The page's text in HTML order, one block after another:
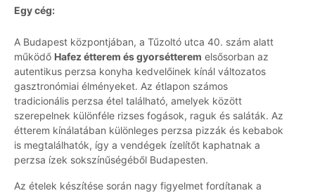
Egy cég:
A Budapest központjában, a Tűzoltó utca 40. szám alatt
működő Hafez étterem és gyorsétterem elsősorban az
autentikus perzsa konyha kedvelőinek kínál változatos
gasztronómiai élményeket. Az étlapon számos
tradicionális perzsa étel található, amelyek között
szerepelnek különféle rizses fogások, raguk és saláták. Az
étterem kínálatában különleges perzsa pizzák és kebabok
is megtalálhatók, így a vendégek ízelítőt kaphatnak a
perzsa ízek sokszínűségéből Budapesten.
Az ételek készítése során nagy figyelmet fordítanak a